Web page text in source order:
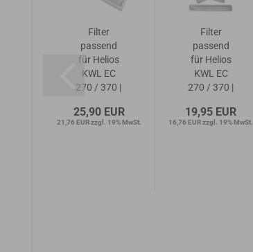
Filter
passend
für Helios
KWL EC
270 / 370 |
Zuluft
25,90 EUR
21,76 EUR zzgl. 19% MwSt.
Filter
passend
für Helios
KWL EC
270 / 370 |
1x Bypass
19,95 EUR
16,76 EUR zzgl. 19% MwSt.